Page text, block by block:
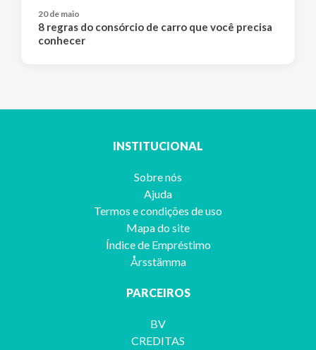
20 de maio
8 regras do consórcio de carro que você precisa
conhecer
INSTITUCIONAL
Sobre nós
Ajuda
Termos e condições de uso
Mapa do site
Índice de Empréstimo
Årsstämma
PARCEIROS
BV
CREDITAS